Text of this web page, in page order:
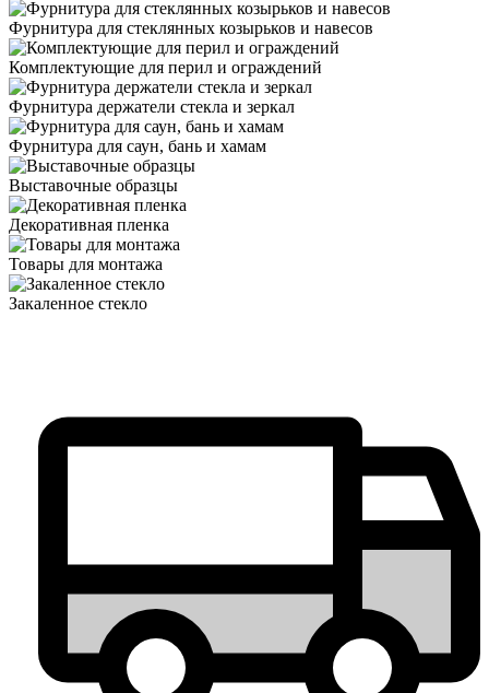
Фурнитура для стеклянных козырьков и навесов
Комплектующие для перил и ограждений
Фурнитура держатели стекла и зеркал
Фурнитура для саун, бань и хамам
Выставочные образцы
Декоративная пленка
Товары для монтажа
Закаленное стекло